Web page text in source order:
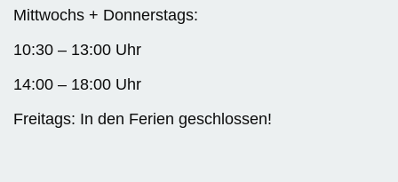
Mittwochs + Donnerstags:
10:30 – 13:00 Uhr
14:00 – 18:00 Uhr
Freitags: In den Ferien geschlossen!